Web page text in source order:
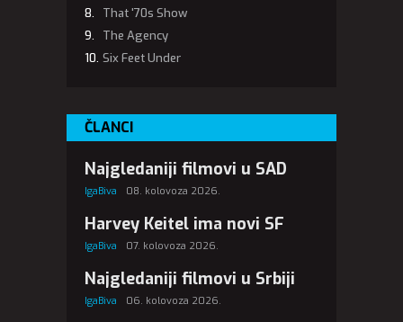
That '70s Show
The Agency
Six Feet Under
ČLANCI
Najgledaniji filmovi u SAD
IgaBiva 08. kolovoza 2026.
Harvey Keitel ima novi SF
IgaBiva 07. kolovoza 2026.
Najgledaniji filmovi u Srbiji
IgaBiva 06. kolovoza 2026.